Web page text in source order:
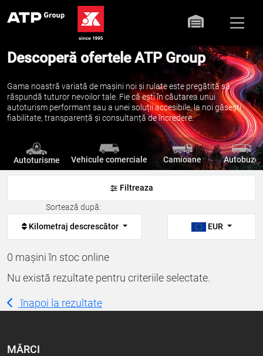
Descoperă ofertele ATP Group
Gama noastră variată de mașini noi și rulate este pregătită să
răspundă tuturor nevoilor tale. Fie că ești în căutarea unui
autoturism performant sau a unei soluții accesibile, la noi găsești
fiabilitate, transparență și consultanță de încredere.
Autoturisme Vehicule comerciale Camioane Autobuze
Filtreaza
Sortează după:
Kilometraj descrescător EUR
0 mașini în stoc online
Nu există rezultate pentru criteriile selectate.
înapoi la rezultate
MĂRCI